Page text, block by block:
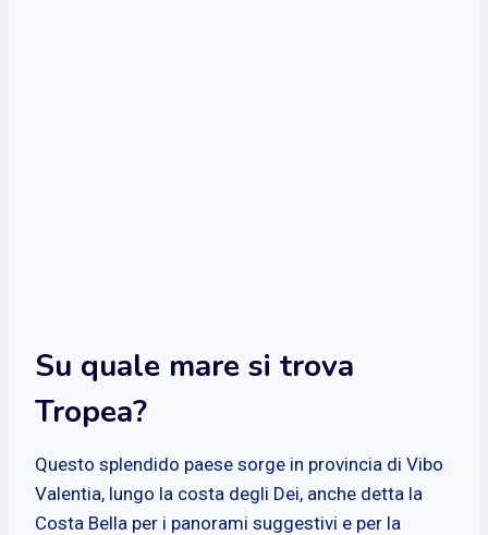
Su quale mare si trova
Tropea?
Questo splendido paese sorge in provincia di Vibo
Valentia, lungo la costa degli Dei, anche detta la
Costa Bella per i panorami suggestivi e per la